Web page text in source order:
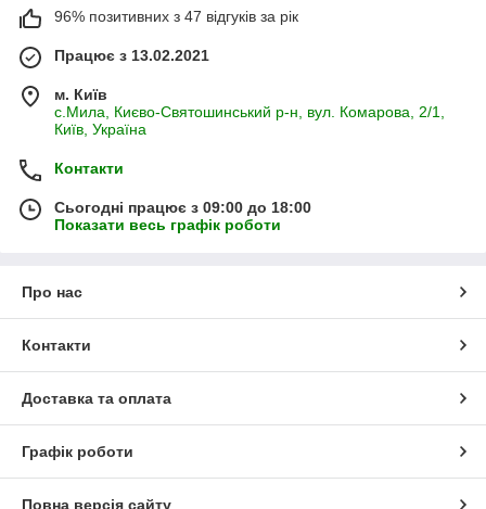
96% позитивних з 47 відгуків за рік
Працює з 13.02.2021
м. Київ
с.Мила, Києво-Святошинський р-н, вул. Комарова, 2/1,
Київ, Україна
Контакти
Сьогодні працює з 09:00 до 18:00
Показати весь графік роботи
Про нас
Контакти
Доставка та оплата
Графік роботи
Повна версія сайту